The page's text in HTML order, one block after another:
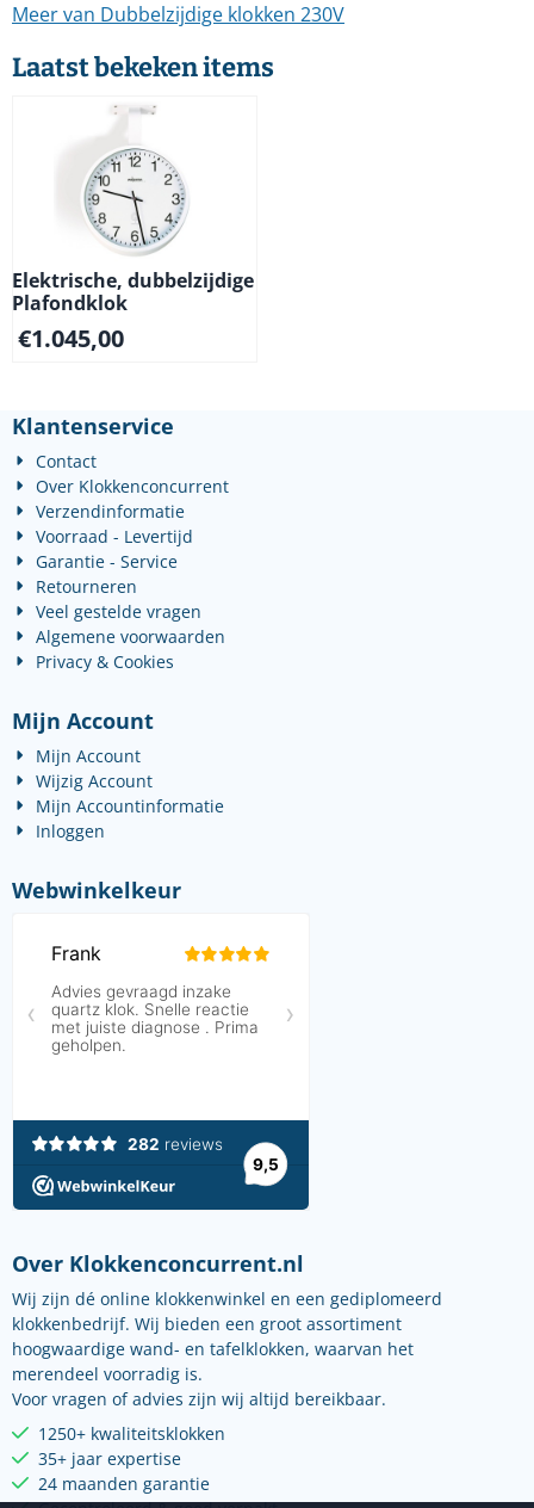
Meer van Dubbelzijdige klokken 230V
Laatst bekeken items
Elektrische, dubbelzijdige
Plafondklok
€1.045,00
Klantenservice
Contact
Over Klokkenconcurrent
Verzendinformatie
Voorraad - Levertijd
Garantie - Service
Retourneren
Veel gestelde vragen
Algemene voorwaarden
Privacy & Cookies
Mijn Account
Mijn Account
Wijzig Account
Mijn Accountinformatie
Inloggen
Webwinkelkeur
Over Klokkenconcurrent.nl
Wij zijn dé online klokkenwinkel en een gediplomeerd
klokkenbedrijf. Wij bieden een groot assortiment
hoogwaardige wand- en tafelklokken, waarvan het
merendeel voorradig is.
Voor vragen of advies zijn wij altijd bereikbaar.
1250+ kwaliteitsklokken
35+ jaar expertise
24 maanden garantie